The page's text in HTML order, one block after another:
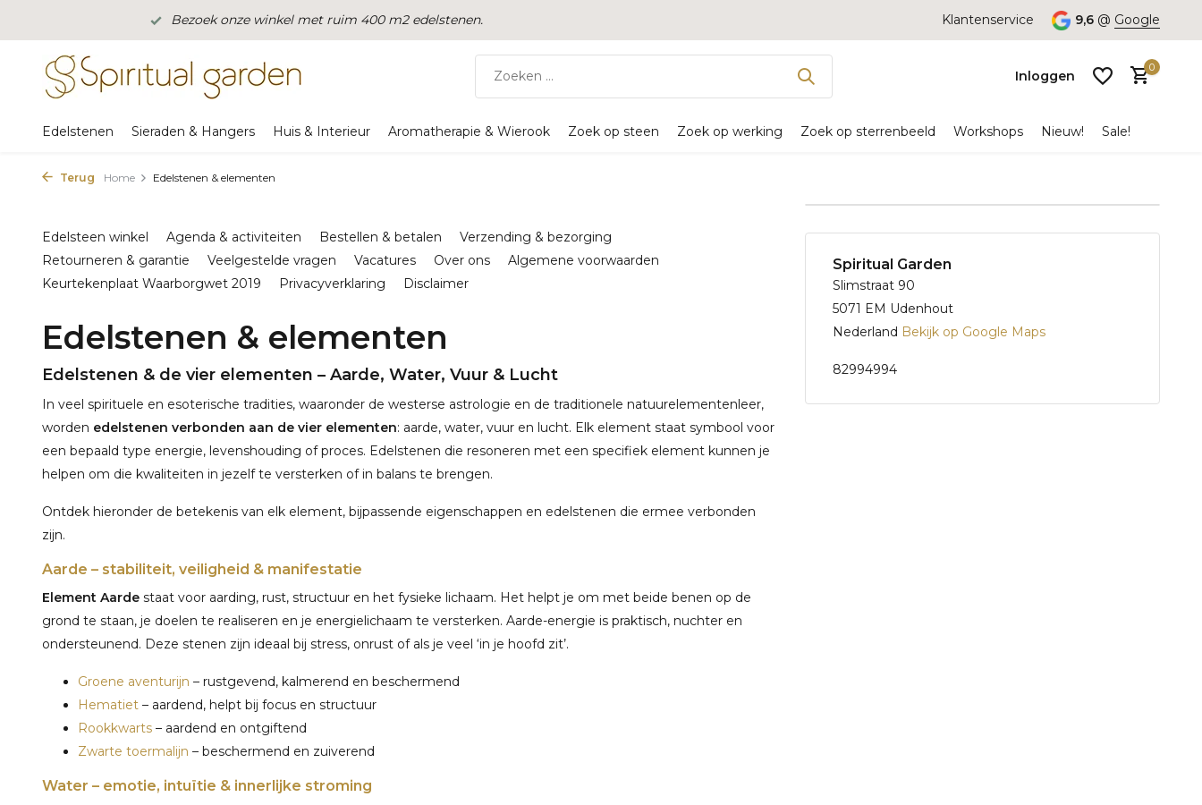
Bezoek onze winkel met ruim 400 m2 edelstenen. Klantenservice 9,6 @ Google
Inloggen
0
Edelstenen Sieraden & Hangers Huis & Interieur Aromatherapie & Wierook Zoek op steen Zoek op werking Zoek op sterrenbeeld Workshops Nieuw! Sale!
Terug Home Edelstenen & elementen
Edelsteen winkel Agenda & activiteiten Bestellen & betalen
Verzending & bezorging
Retourneren & garantie
Veelgestelde vragen Vacatures Over ons
Algemene voorwaarden
Keurtekenplaat Waarborgwet 2019
Privacyverklaring Disclaimer
Edelstenen & elementen
Edelstenen & de vier elementen – Aarde, Water, Vuur & Lucht
In veel spirituele en esoterische tradities, waaronder de westerse astrologie en de traditionele natuurelementenleer,
worden edelstenen verbonden aan de vier elementen: aarde, water, vuur en lucht. Elk element staat symbool voor
een bepaald type energie, levenshouding of proces. Edelstenen die resoneren met een specifiek element kunnen je
helpen om die kwaliteiten in jezelf te versterken of in balans te brengen.
Ontdek hieronder de betekenis van elk element, bijpassende eigenschappen en edelstenen die ermee verbonden
zijn.
Aarde – stabiliteit, veiligheid & manifestatie
Element Aarde staat voor aarding, rust, structuur en het fysieke lichaam. Het helpt je om met beide benen op de
grond te staan, je doelen te realiseren en je energielichaam te versterken. Aarde-energie is praktisch, nuchter en
ondersteunend. Deze stenen zijn ideaal bij stress, onrust of als je veel ‘in je hoofd zit’.
Groene aventurijn – rustgevend, kalmerend en beschermend
Hematiet – aardend, helpt bij focus en structuur
Rookkwarts – aardend en ontgiftend
Zwarte toermalijn – beschermend en zuiverend
Water – emotie, intuïtie & innerlijke stroming
Spiritual Garden
Slimstraat 90
5071 EM Udenhout
Nederland Bekijk op Google Maps
82994994